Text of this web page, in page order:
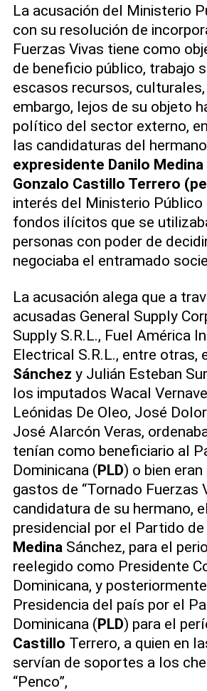
La acusación del Ministerio
con su resolución de
Fuerzas Vivas tiene como
de beneficio público, trabajo
escasos recursos,
embargo, lejos de su objeto
político del sector externo,
las candidaturas del
expresidente Danilo
Gonzalo Castillo Terrero
interés del Ministerio
fondos ilícitos que se
personas con poder de
negociaba el entramado
La acusación alega que a
acusadas General Supply
Supply S.R.L., Fuel América
Electrical S.R.L., entre otras,
Sánchez y Julián Esteban
los imputados Wacal
Leónidas De Oleo, José
José Alarcón Veras,
tenían como beneficiario al
Dominicana (PLD) o bien
gastos de “Tornado Fuerzas
candidatura de su hermano,
presidencial por el Partido
Medina Sánchez, para el
reelegido como Presidente
Dominicana, y
Presidencia del país por el
Dominicana (PLD) para el
Castillo Terrero, a quien en
servían de soportes a los
“Penco”,